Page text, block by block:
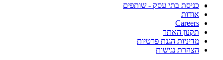
כניסת בתי עסק - שותפים
אודות
Careers
תקנון האתר
מדיניות הגנת פרטיות
הצהרת נגישות